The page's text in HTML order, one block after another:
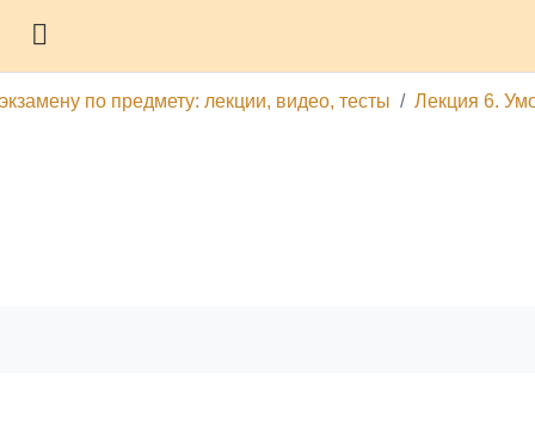
по предмету: лекции, видео, тесты Лекция 6.